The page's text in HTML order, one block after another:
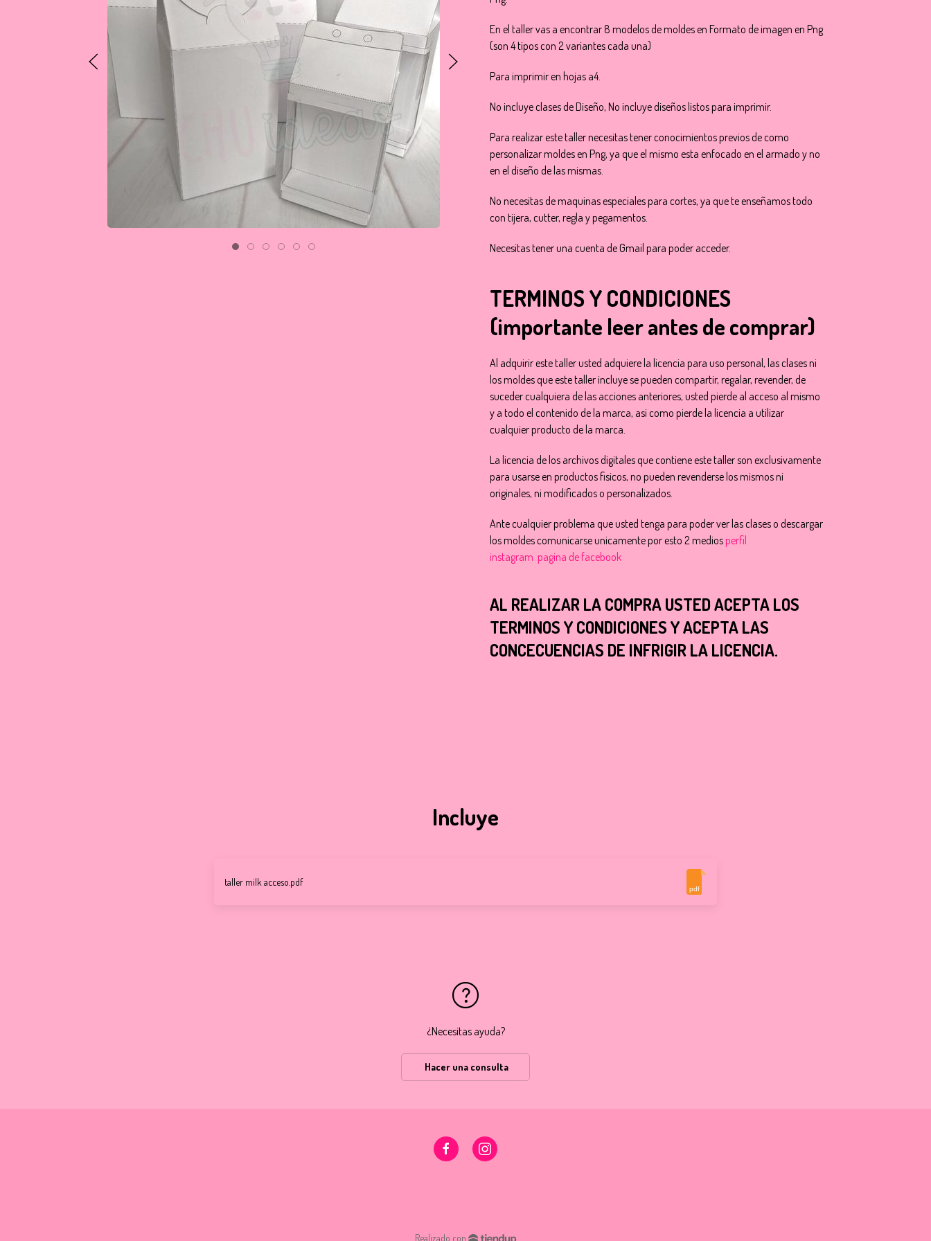
En el taller vas a encontrar 8 modelos de moldes en Formato de imagen en Png
(son 4 tipos con 2 variantes cada una)
Para imprimir en hojas a4.
No incluye clases de Diseño, No incluye diseños listos para imprimir.
Para realizar este taller necesitas tener conocimientos previos de como
personalizar moldes en Png, ya que el mismo esta enfocado en el armado y no
en el diseño de las mismas.
No necesitas de maquinas especiales para cortes, ya que te enseñamos todo
con tijera, cutter, regla y pegamentos.
Necesitas tener una cuenta de Gmail para poder acceder.
TERMINOS Y CONDICIONES
(importante leer antes de comprar)
Al adquirir este taller usted adquiere la licencia para uso personal, las clases ni
los moldes que este taller incluye se pueden compartir, regalar, revender, de
suceder cualquiera de las acciones anteriores, usted pierde al acceso al mismo
y a todo el contenido de la marca, asi como pierde la licencia a utilizar
cualquier producto de la marca.
La licencia de los archivos digitales que contiene este taller son exclusivamente
para usarse en productos fisicos, no pueden revenderse los mismos ni
originales, ni modificados o personalizados.
Ante cualquier problema que usted tenga para poder ver las clases o descargar
los moldes comunicarse unicamente por esto 2 medios perfil
instagram pagina de facebook
AL REALIZAR LA COMPRA USTED ACEPTA LOS
TERMINOS Y CONDICIONES Y ACEPTA LAS
CONCECUENCIAS DE INFRIGIR LA LICENCIA.
Incluye
taller milk acceso.pdf
pdf
¿Necesitas ayuda?
Hacer una consulta
Realizado con